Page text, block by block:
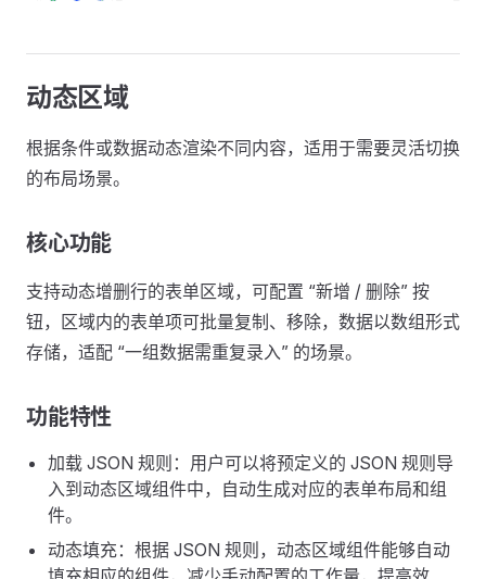
动态区域
根据条件或数据动态渲染不同内容，适用于需要灵活切换
的布局场景。
核心功能
支持动态增删行的表单区域，可配置 “新增 / 删除” 按
钮，区域内的表单项可批量复制、移除，数据以数组形式
存储，适配 “一组数据需重复录入” 的场景。
功能特性
加载 JSON 规则：用户可以将预定义的 JSON 规则导
入到动态区域组件中，自动生成对应的表单布局和组
件。
动态填充：根据 JSON 规则，动态区域组件能够自动